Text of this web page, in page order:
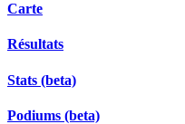
Carte
Résultats
Stats (beta)
Podiums (beta)